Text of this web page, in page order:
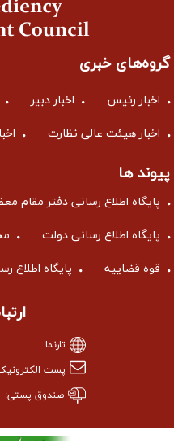
گروه‌های خبری
اخبار رئیس اخبار دبیر
اخبار هیئت عالی نظارت
پیوند ها
پایگاه اطلاع رسانی دفتر مقام
پایگاه اطلاع رسانی دولت
قوه قضاییه پایگاه اطلاع
تارنما:
پست
صندوق پستی: